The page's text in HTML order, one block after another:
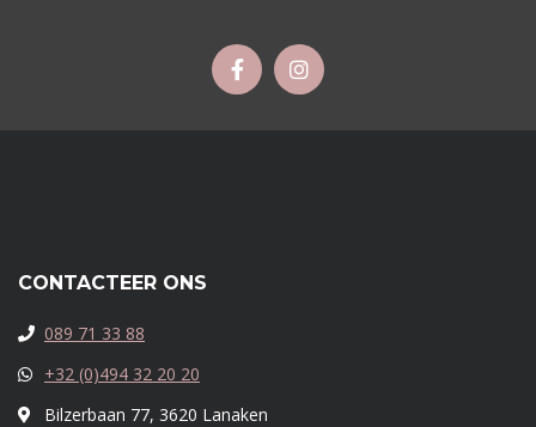
CONTACTEER ONS
089 71 33 88
+32 (0)494 32 20 20
Bilzerbaan 77, 3620 Lanaken